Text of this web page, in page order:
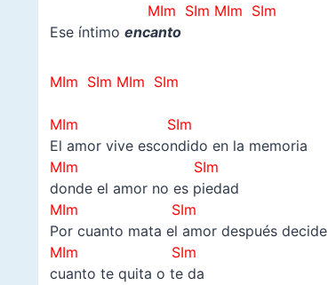
MIm SIm MIm SIm
Ese íntimo encanto
MIm SIm MIm SIm
MIm
SIm
El amor vive escondido en la memoria
MIm SIm
donde el amor no es piedad
MIm
SIm
Por cuanto mata el amor después decide
MIm SIm
cuanto te quita o te da